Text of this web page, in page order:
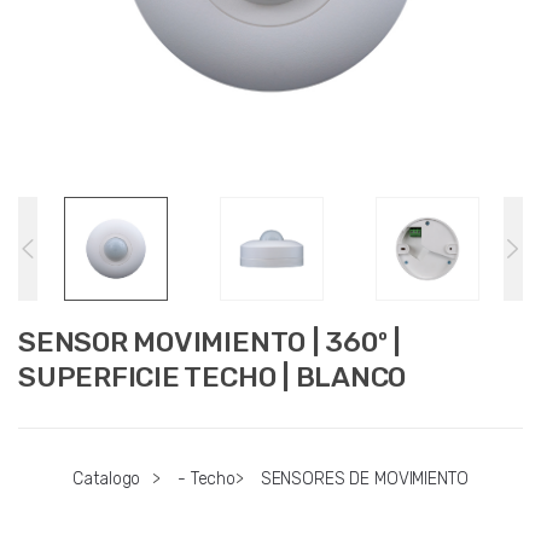
SENSOR MOVIMIENTO | 360º |
SUPERFICIE TECHO | BLANCO
Catalogo > - Techo> SENSORES DE MOVIMIENTO